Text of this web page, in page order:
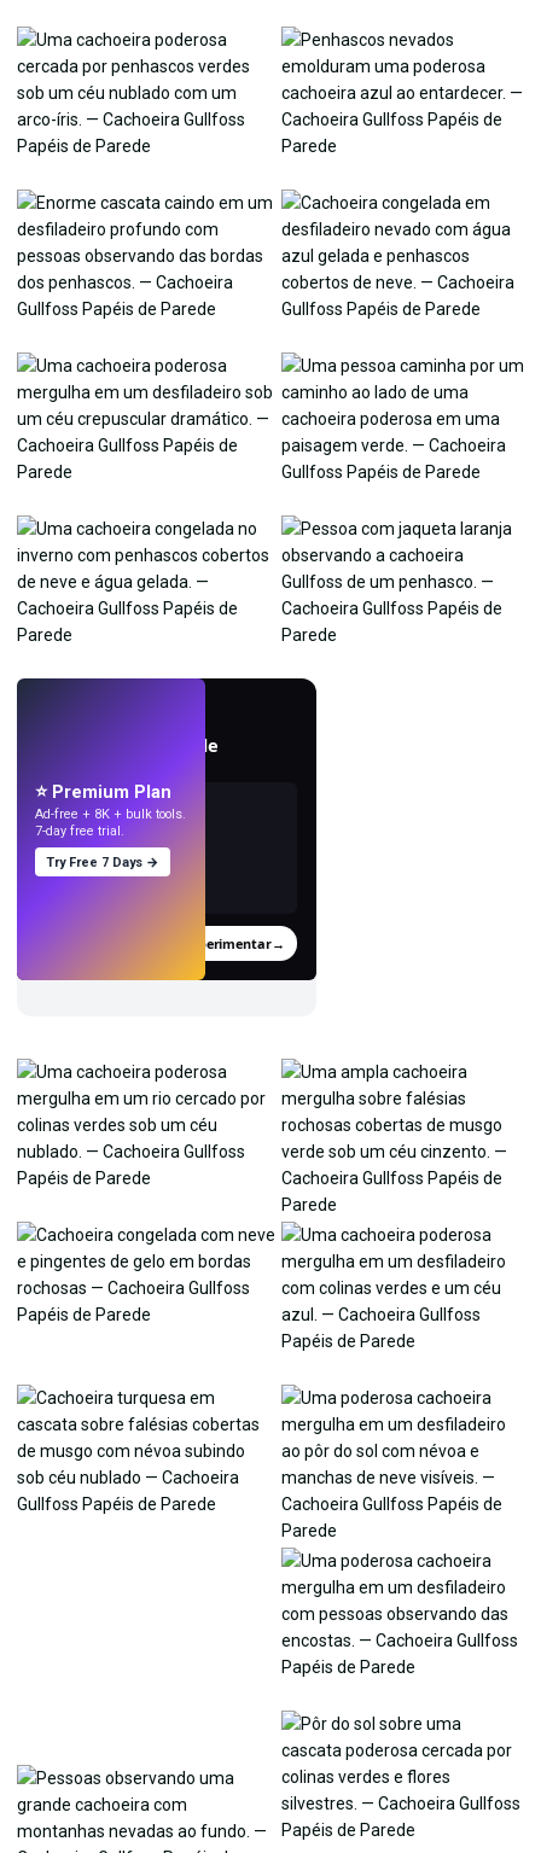
Crie papéis de parede
→
⭐ Premium Plan
Ad-free + 8K + bulk tools.
7-day free trial.
Try Free 7 Days →